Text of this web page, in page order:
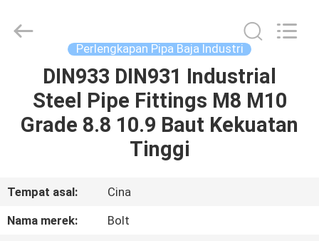
RUMAH
PRODUK
KAMI
supplier.
Copyright
Co.,Ltd.
Perlengkapan Pipa Baja Industri
DIN933 DIN931 Industrial
Steel Pipe Fittings M8 M10
Grade 8.8 10.9 Baut Kekuatan
Tinggi
Tempat asal:
Cina
Nama merek:
Bolt